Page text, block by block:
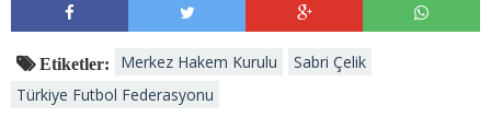
Etiketler: Merkez Hakem Kurulu
Sabri Çelik
Türkiye Futbol Federasyonu